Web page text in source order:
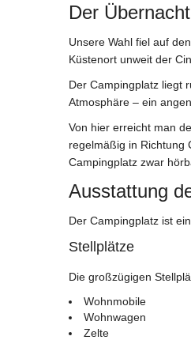
Der
Unsere Wahl fiel auf den
Küstenort unweit der
Der Campingplatz liegt
Atmosphäre – ein
Von hier erreicht man
regelmäßig in Richtung
Campingplatz zwar
Ausstattung
Der Campingplatz ist
Stellplätze
Die großzügigen
Wohnmobile
Wohnwagen
Zelte